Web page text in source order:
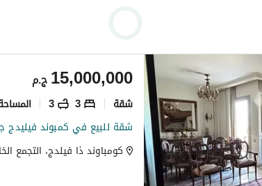
ج.م15,000,000
شقة 3
3
كومباوند ذا فيلدج، التجمع